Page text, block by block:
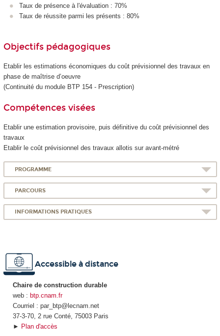
Taux de présence à l'évaluation : 70%
Taux de réussite parmi les présents : 80%
Objectifs pédagogiques
Etablir les estimations économiques du coût prévisionnel des travaux en
phase de maîtrise d’oeuvre
(Continuité du module BTP 154 - Prescription)
Compétences visées
Etablir une estimation provisoire, puis définitive du coût prévisionnel des
travaux
Etablir le coût prévisionnel des travaux allotis sur avant-métré
PROGRAMME
PARCOURS
INFORMATIONS PRATIQUES
Accessible à distance
Chaire de construction durable
web : btp.cnam.fr
Courriel : par_btp@lecnam.net
37-3-70, 2 rue Conté, 75003 Paris
► Plan d'accès